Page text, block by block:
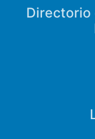
Directorio